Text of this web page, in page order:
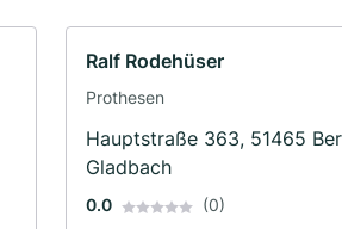
Ralf Rodehüser
Prothesen
Hauptstraße 363, 51465
Gladbach
0.0 (0)